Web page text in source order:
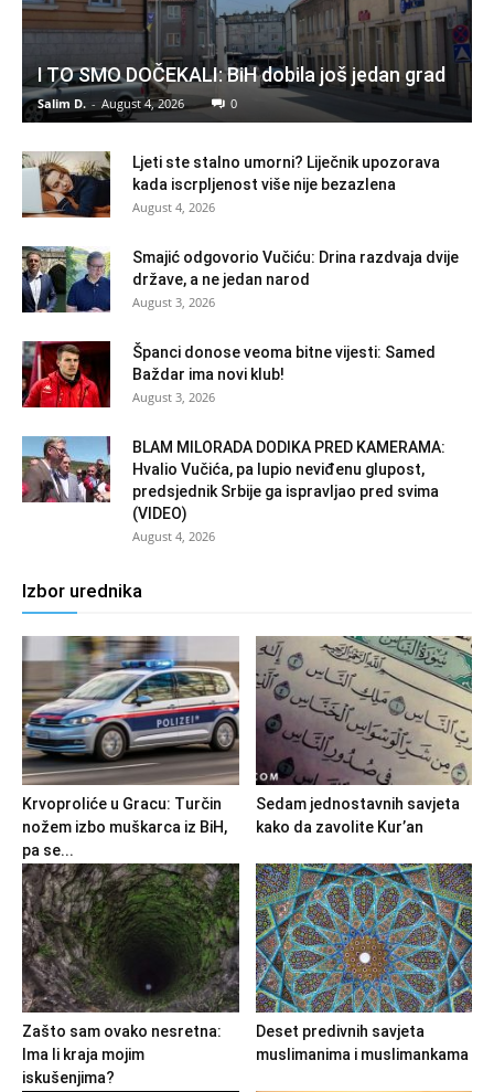
I TO SMO DOČEKALI: BiH dobila još jedan grad
Salim D. - August 4, 2026 0
Ljeti ste stalno umorni? Liječnik upozorava
kada iscrpljenost više nije bezazlena
August 4, 2026
Smajić odgovorio Vučiću: Drina razdvaja dvije
države, a ne jedan narod
August 3, 2026
Španci donose veoma bitne vijesti: Samed
Baždar ima novi klub!
August 3, 2026
BLAM MILORADA DODIKA PRED KAMERAMA:
Hvalio Vučića, pa lupio neviđenu glupost,
predsjednik Srbije ga ispravljao pred svima
(VIDEO)
August 4, 2026
Izbor urednika
Krvoproliće u Gracu: Turčin
nožem izbo muškarca iz BiH,
pa se...
Sedam jednostavnih savjeta
kako da zavolite Kur’an
Zašto sam ovako nesretna:
Ima li kraja mojim
iskušenjima?
Deset predivnih savjeta
muslimanima i muslimankama